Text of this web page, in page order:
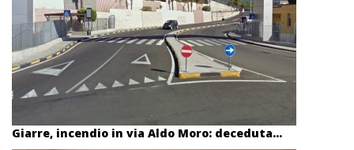
Giarre, incendio in via Aldo Moro: deceduta...